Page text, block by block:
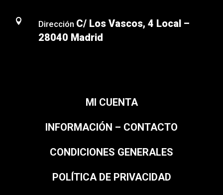
 Dirección C/ Los Vascos, 4 Local –
28040 Madrid
MI CUENTA
INFORMACIÓN – CONTACTO
CONDICIONES GENERALES
POLÍTICA DE PRIVACIDAD